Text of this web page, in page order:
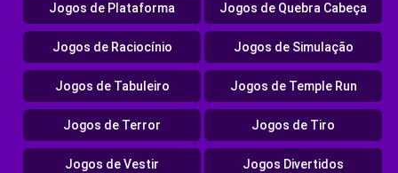
Jogos de Plataforma Jogos de Quebra Cabeça
Jogos de Raciocínio Jogos de Simulação
Jogos de Tabuleiro Jogos de Temple Run
Jogos de Terror Jogos de Tiro
Jogos de Vestir Jogos Divertidos